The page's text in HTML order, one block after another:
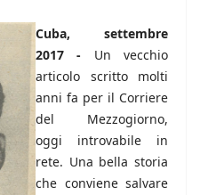
Cuba, settembre
2017 - Un vecchio
articolo scritto molti
anni fa per il Corriere
del Mezzogiorno,
oggi introvabile in
rete. Una bella storia
che conviene salvare